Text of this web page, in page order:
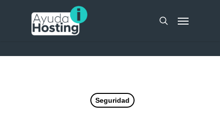
search
Menu
Seguridad